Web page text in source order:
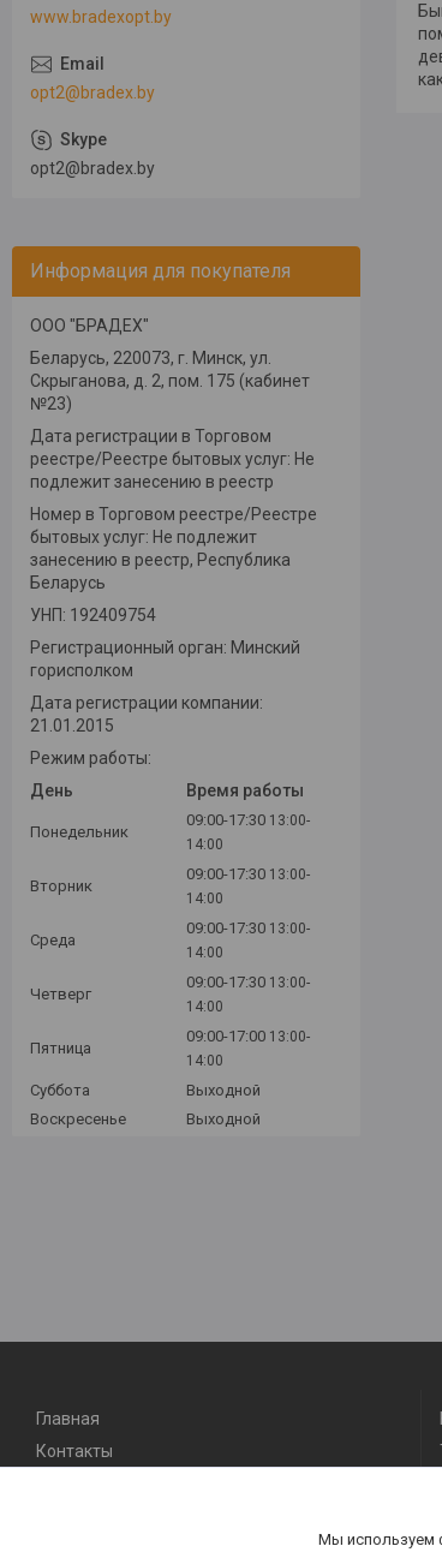
www.bradexopt.by
opt2@bradex.by
opt2@bradex.by
Информация для покупателя
ООО "БРАДЕХ"
Беларусь, 220073, г. Минск, ул.
Скрыганова, д. 2, пом. 175 (кабинет
№23)
Дата регистрации в Торговом
реестре/Реестре бытовых услуг: Не
подлежит занесению в реестр
Номер в Торговом реестре/Реестре
бытовых услуг: Не подлежит
занесению в реестр, Республика
Беларусь
УНП: 192409754
Регистрационный орган: Минский
горисполком
Дата регистрации компании:
21.01.2015
Режим работы:
День
Время работы
Понедельник
09:00-17:30 13:00-
14:00
Вторник
09:00-17:30 13:00-
14:00
Среда
09:00-17:30 13:00-
14:00
Четверг
09:00-17:30 13:00-
14:00
Пятница
09:00-17:00 13:00-
14:00
Суббота
Выходной
Воскресенье
Выходной
Главная
Контакты
Мы используем